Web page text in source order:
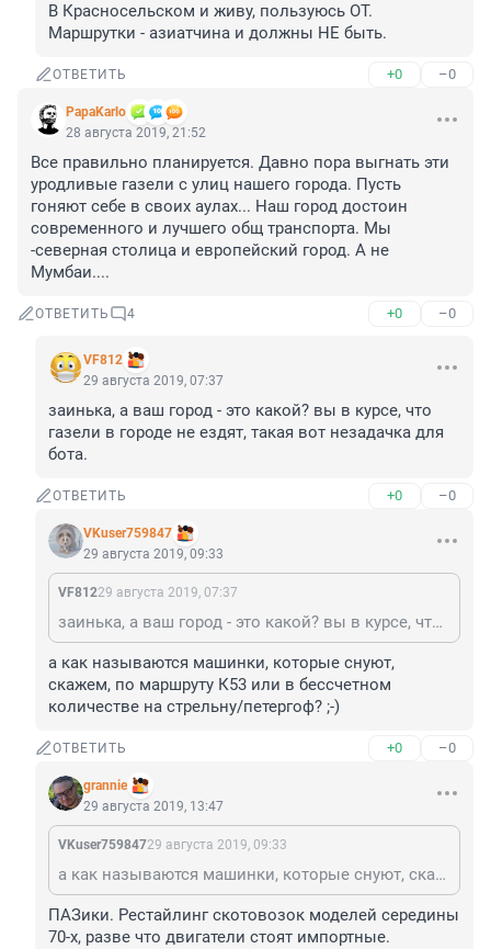
В Красносельском и живу, пользуюсь ОТ.
Маршрутки - азиатчина и должны НЕ быть.
ОТВЕТИТЬ +0 –0
PapaKarlo
28 августа 2019, 21:52
Все правильно планируется. Давно пора выгнать эти
уродливые газели с улиц нашего города. Пусть
гоняют себе в своих аулах... Наш город достоин
современного и лучшего общ транспорта. Мы
-северная столица и европейский город. А не
Мумбаи....
ОТВЕТИТЬ 4 +0 –0
VF812
29 августа 2019, 07:37
заинька, а ваш город - это какой? вы в курсе, что
газели в городе не ездят, такая вот незадачка для
бота.
ОТВЕТИТЬ +0 –0
VKuser759847
29 августа 2019, 09:33
VF81229 августа 2019, 07:37
заинька, а ваш город - это какой? вы в курсе, что газели в городе не ездят, такая вот незадачка для бота.
а как называются машинки, которые снуют,
скажем, по маршруту К53 или в бессчетном
количестве на стрельну/петергоф? ;-)
ОТВЕТИТЬ +0 –0
grannie
29 августа 2019, 13:47
VKuser75984729 августа 2019, 09:33
а как называются машинки, которые снуют, скажем, по маршруту К53 или в бессчетном количестве на стрельну/петергоф? ;-)
ПАЗики. Рестайлинг скотовозок моделей середины
70-х, разве что двигатели стоят импортные.